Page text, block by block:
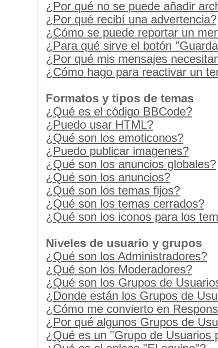
¿Por qué no se puede añadir
¿Por qué recibí una advertencia?
¿Cómo se puede reportar un
¿Para qué sirve el botón
¿Por qué mis mensajes
¿Cómo hago para reactivar un
Formatos y tipos de temas
¿Qué es el código BBCode?
¿Puedo usar HTML?
¿Qué son los emoticonos?
¿Puedo publicar imagenes?
¿Qué son los anuncios globales?
¿Qué son los anuncios?
¿Qué son los temas fijos?
¿Qué son los temas cerrados?
¿Qué son los iconos para los
Niveles de usuario y grupos
¿Qué son los Administradores?
¿Qué son los Moderadores?
¿Qué son los Grupos de
¿Donde están los Grupos de
¿Cómo me convierto en
¿Por qué algunos Grupos de
¿Qué es un "Grupo de Usuarios